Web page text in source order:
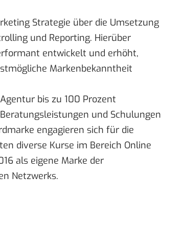
Strategie über die Umsetzung
und Reporting. Hierüber
entwickelt und erhöht,
Markenbekanntheit
bis zu 100 Prozent
und Schulungen
engagieren sich für die
diverse Kurse im Bereich Online
als eigene Marke der
Netzwerks.